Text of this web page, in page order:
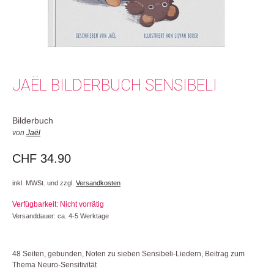
JAËL BILDERBUCH SENSIBELI
Bilderbuch
von Jaël
CHF 34.90
inkl. MWSt. und zzgl. Versandkosten
Verfügbarkeit: Nicht vorrätig
Versanddauer: ca. 4-5 Werktage
48 Seiten, gebunden, Noten zu sieben Sensibeli-Liedern, Beitrag zum
Thema Neuro-Sensitivität